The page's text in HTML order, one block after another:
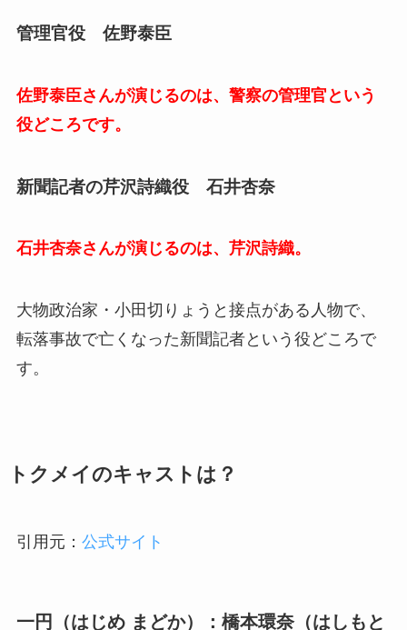
管理官役 佐野泰臣
佐野泰臣さんが演じるのは、警察の管理官という
役どころです。
新聞記者の芹沢詩織役 石井杏奈
石井杏奈さんが演じるのは、芹沢詩織。
大物政治家・小田切りょうと接点がある人物で、
転落事故で亡くなった新聞記者という役どころで
す。
トクメイのキャストは？
引用元： 公式サイト
一円（はじめ まどか）：橋本環奈（はしもと